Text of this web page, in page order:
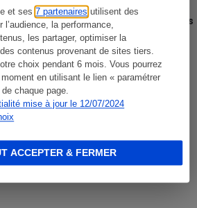
et ses7 partenaires utilisent des
l’audience, la performance,
les partager, optimiser la
contenus provenant de sites tiers.
choix pendant 6 mois. Vous pourrez
en utilisant le lien « paramétrer
chaque page.
mise à jour le 12/07/2024
ACCEPTER & FERMER
électricité - Des centaines d’euros
en faisant jouer la
?
la présidente